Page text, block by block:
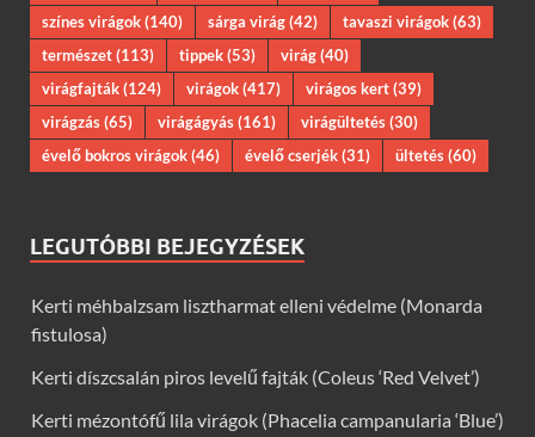
színes virágok(140) sárga virág(42) tavaszi virágok(63)
természet(113) tippek(53) virág(40)
virágfajták(124) virágok(417) virágos kert(39)
virágzás(65) virágágyás(161) virágültetés(30)
évelő bokros virágok(46) évelő cserjék(31) ültetés(60)
LEGUTÓBBI BEJEGYZÉSEK
Kerti méhbalzsam lisztharmat elleni védelme (Monarda
fistulosa)
Kerti díszcsalán piros levelű fajták (Coleus ‘Red Velvet’)
Kerti mézontófű lila virágok (Phacelia campanularia ‘Blue’)